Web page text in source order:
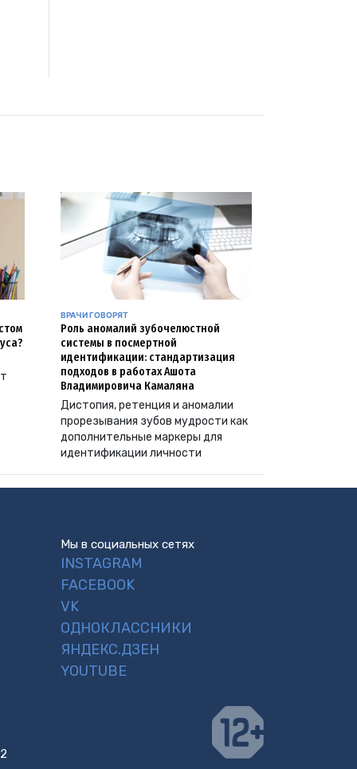
ВРАЧИ ГОВОРЯТ
Роль аномалий зубочелюстной
системы в посмертной
идентификации: стандартизация
подходов в работах Ашота
Владимировича Камаляна
Дистопия, ретенция и аномалии
прорезывания зубов мудрости как
дополнительные маркеры для
идентификации личности
Мы в социальных сетях
INSTAGRAM
FACEBOOK
VK
ОДНОКЛАССНИКИ
ЯНДЕКС.ДЗЕН
YOUTUBE